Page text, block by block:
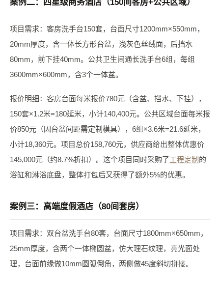
案例二：四星级商务酒店（150间客房+公共区域）
项目需求：客房洗手台150套，台面尺寸1200mm×550mm，
20mm厚度，含一体长方形台盆，浅灰色丝绒面，后挡水
80mm，前下挂40mm。公共卫生间通长洗手台6组，每组
3600mm×600mm，含3个一体盆。
报价明细：客房台面每米报价780元（含盆、挡水、下挂），
150套×1.2米=180延米，小计140,400元。公共区域台面每米报
价850元（因台盆间距需定制模具），6组×3.6米=21.6延米，
小计18,360元。项目总价158,760元，供应商给出整体优惠价
145,000元（约8.7%折扣）。这个项目同时采购了工程定制 的
浴缸和淋浴底盘，整体打包后又获得了额外5%的优惠。
案例三：高端度假酒店（80间套房）
项目需求：双台盆洗手台80套，台面尺寸1800mm×650mm，
25mm厚度，含两个一体椭圆盆，仿大理石纹理，亮光面处
理，台面前缘做10mm圆弧倒角，两侧做45度斜切拼接。